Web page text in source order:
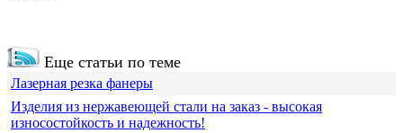
Еще статьи по теме
Лазерная резка фанеры
Изделия из нержавеющей стали на заказ - высокая
износостойкость и надежность!